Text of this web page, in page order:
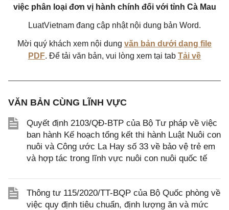
việc phân loại đơn vị hành chính đối với tỉnh Cà Mau
LuatVietnam đang cập nhật nội dung bản Word.
Mời quý khách xem nội dung văn bản dưới dạng file
PDF. Để tải văn bản, vui lòng xem tại tab Tải về
VĂN BẢN CÙNG LĨNH VỰC
Quyết định 2103/QĐ-BTP của Bộ Tư pháp về việc
ban hành Kế hoạch tổng kết thi hành Luật Nuôi con
nuôi và Công ước La Hay số 33 về bảo vệ trẻ em
và hợp tác trong lĩnh vực nuôi con nuôi quốc tế
Thông tư 115/2020/TT-BQP của Bộ Quốc phòng về
việc quy định tiêu chuẩn, định lượng ăn và mức